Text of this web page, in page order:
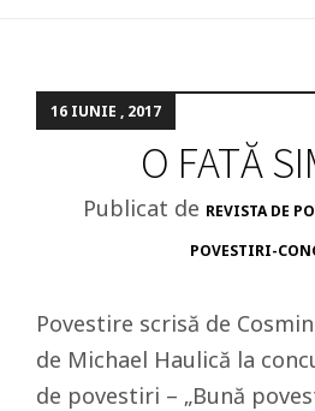
16 IUNIE , 2017
O FATĂ
Publicat de REVISTA DE
POVESTIRI-
Povestire scrisă de
de Michael Haulică la
de povestiri – „Bună